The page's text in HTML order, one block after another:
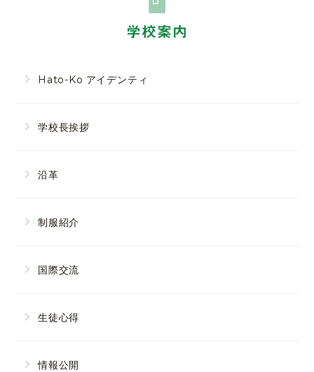
学校案内
Hato-Ko アイデンティ
学校長挨拶
沿革
制服紹介
国際交流
生徒心得
情報公開